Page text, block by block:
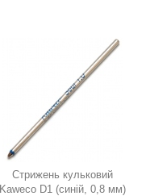
Стрижень кульковий
Kaweco D1 (синій, 0,8 мм)